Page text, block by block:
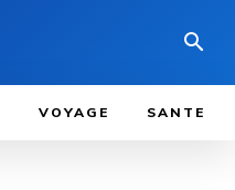
VOYAGE SANTE